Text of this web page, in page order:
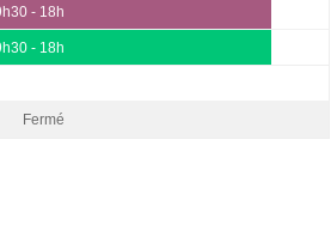
- 18h
- 18h
Fermé